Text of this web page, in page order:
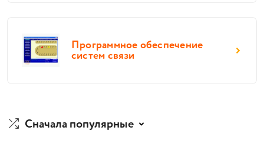
Программное обеспечение
систем связи
Сначала популярные